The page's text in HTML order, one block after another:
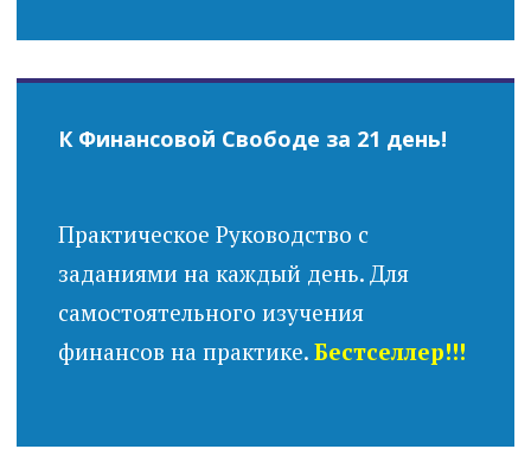
К Финансовой Свободе за 21 день!
Практическое Руководство с
заданиями на каждый день. Для
самостоятельного изучения
финансов на практике. Бестселлер!!!